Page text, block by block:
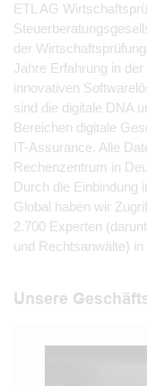
ETL AG
der
Jahre Erfahrung in
innovativen
sind die digitale DNA
Bereichen digitale
IT-Assurance. Alle
Rechenzentrum in
Durch die Einbindung
Global haben wir
2.700 Experten
und Rechtsanwälte)
Unsere